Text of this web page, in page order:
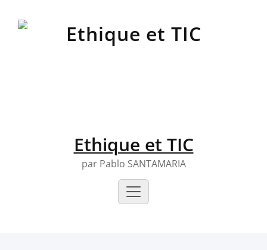
Ethique et TIC
par Pablo SANTAMARIA